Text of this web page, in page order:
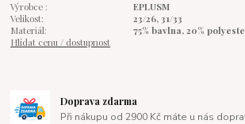
Výrobce :
EPLUSM
Velikost:
23/26, 31/33
Materiál:
75% bavlna, 20%
Hlídat cenu / dostupnost
Doprava zdarma
Při nákupu od 2900 Kč máte u nás